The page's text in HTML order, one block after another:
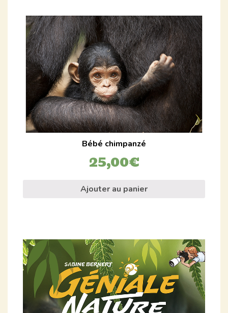
Bébé chimpanzé
25,00€
Ajouter au panier